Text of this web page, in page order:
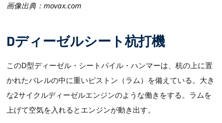
画像出典：movax.com
Dディーゼルシート杭打機
このD型ディーゼル・シートパイル・ハンマーは、杭の上に置
かれたバレルの中に重いピストン（ラム）を備えている。大き
な2サイクルディーゼルエンジンのような働きをする。ラムを
上げて空気を入れるとエンジンが動き出す。